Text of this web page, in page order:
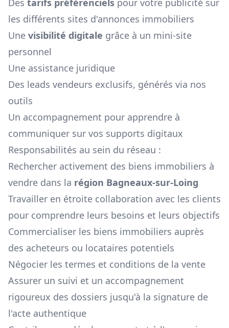
Des tarifs préférenciels pour votre publicité sur
les différents sites d'annonces immobiliers
Une visibilité digitale grâce à un mini-site
personnel
Une assistance juridique
Des leads vendeurs exclusifs, générés via nos
outils
Un accompagnement pour apprendre à
communiquer sur vos supports digitaux
Responsabilités au sein du réseau :
Rechercher activement des biens immobiliers à
vendre dans la région Bagneaux-sur-Loing
Travailler en étroite collaboration avec les clients
pour comprendre leurs besoins et leurs objectifs
Commercialiser les biens immobiliers auprès
des acheteurs ou locataires potentiels
Négocier les termes et conditions de la vente
Assurer un suivi et un accompagnement
rigoureux des dossiers jusqu'à la signature de
l'acte authentique